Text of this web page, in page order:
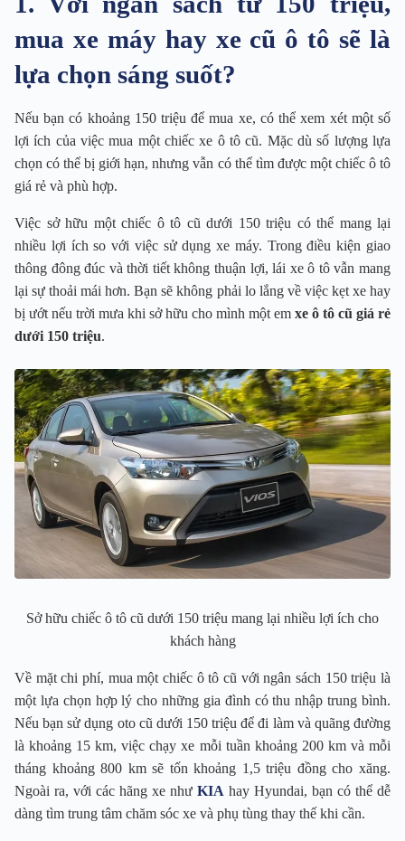
mua xe máy hay xe cũ ô tô sẽ là
lựa chọn sáng suốt?
Nếu bạn có khoảng 150 triệu để mua xe, có thể xem xét một số
lợi ích của việc mua một chiếc xe ô tô cũ. Mặc dù số lượng lựa
chọn có thể bị giới hạn, nhưng vẫn có thể tìm được một chiếc ô tô
giá rẻ và phù hợp.
Việc sở hữu một chiếc ô tô cũ dưới 150 triệu có thể mang lại
nhiều lợi ích so với việc sử dụng xe máy. Trong điều kiện giao
thông đông đúc và thời tiết không thuận lợi, lái xe ô tô vẫn mang
lại sự thoải mái hơn. Bạn sẽ không phải lo lắng về việc kẹt xe hay
bị ướt nếu trời mưa khi sở hữu cho mình một em xe ô tô cũ giá rẻ
dưới 150 triệu.
Sở hữu chiếc ô tô cũ dưới 150 triệu mang lại nhiều lợi ích cho
khách hàng
Về mặt chi phí, mua một chiếc ô tô cũ với ngân sách 150 triệu là
một lựa chọn hợp lý cho những gia đình có thu nhập trung bình.
Nếu bạn sử dụng oto cũ dưới 150 triệu để đi làm và quãng đường
là khoảng 15 km, việc chạy xe mỗi tuần khoảng 200 km và mỗi
tháng khoảng 800 km sẽ tốn khoảng 1,5 triệu đồng cho xăng.
Ngoài ra, với các hãng xe như KIA hay Hyundai, bạn có thể dễ
dàng tìm trung tâm chăm sóc xe và phụ tùng thay thế khi cần.